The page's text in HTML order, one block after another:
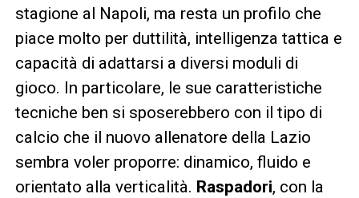
stagione al Napoli, ma resta un profilo che
piace molto per duttilità, intelligenza tattica e
capacità di adattarsi a diversi moduli di
gioco. In particolare, le sue caratteristiche
tecniche ben si sposerebbero con il tipo di
calcio che il nuovo allenatore della Lazio
sembra voler proporre: dinamico, fluido e
orientato alla verticalità. Raspadori, con la